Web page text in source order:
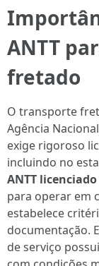
ANTT
fretado
O transporte
Agência
exige rigoroso
incluindo no
ANTT licenciado
para operar em
estabelece
documentação.
de serviço